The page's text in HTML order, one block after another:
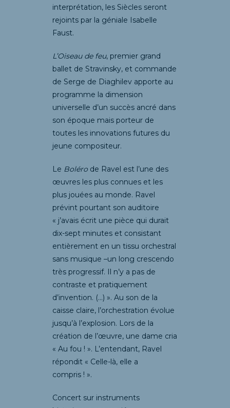
interprétation, les Siècles seront
rejoints par la géniale Isabelle
Faust.
L’Oiseau de feu, premier grand
ballet de Stravinsky, et commande
de Serge de Diaghilev apporte au
programme la dimension
universelle d’un succès ancré dans
son époque mais porteur de
toutes les innovations futures du
jeune compositeur.
Le Boléro de Ravel est l’une des
œuvres les plus connues et les
plus jouées au monde. Ravel
prévint pourtant son auditoire
« j’avais écrit une pièce qui durait
dix-sept minutes et consistant
entièrement en un tissu orchestral
sans musique –un long crescendo
très progressif. Il n’y a pas de
contraste et pratiquement
d’invention. (…) ». Au son de la
caisse claire, l’orchestration évolue
jusqu’à l’explosion. Lors de la
création de l’œuvre, une dame cria
« Au fou ! ». L’entendant, Ravel
répondit « Celle-là, elle a
compris ! ».
Concert sur instruments